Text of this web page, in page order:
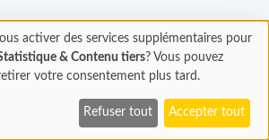
activer des services supplémentaires pour
& Contenu tiers? Vous pouvez
votre consentement plus tard.
Refuser tout Accepter tout